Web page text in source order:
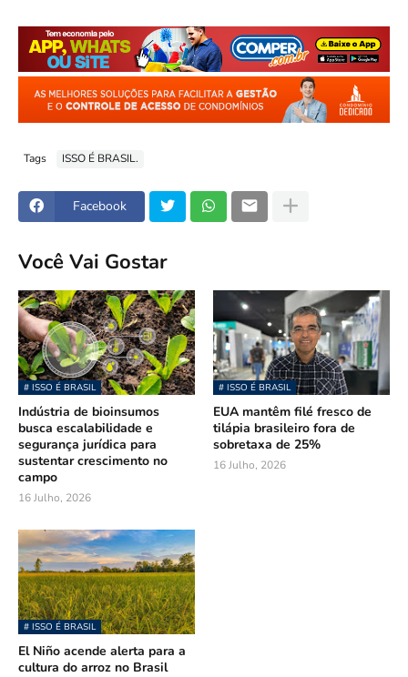
Tags ISSO É BRASIL.
Facebook
Você Vai Gostar
# ISSO É BRASIL
Indústria de bioinsumos
busca escalabilidade e
segurança jurídica para
sustentar crescimento no
campo
16 Julho, 2026
# ISSO É BRASIL
EUA mantêm filé fresco de
tilápia brasileiro fora de
sobretaxa de 25%
16 Julho, 2026
# ISSO É BRASIL
El Niño acende alerta para a
cultura do arroz no Brasil